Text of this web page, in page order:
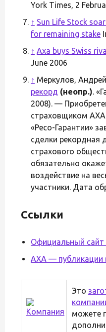
York Times, 2
↑ Sun Life Stock
for remaining stake
↑ Axa buys Swiss
June 2006
↑ Меркулов,
рекорд (неопр.).
2008). —
страховщиком AXA
«Ресо-Гарантии»
сделки рекордная
страхового
обязательно
воздействие на
участники. Дата
Ссылки
Официальный сайт
AXA —
Это
можете